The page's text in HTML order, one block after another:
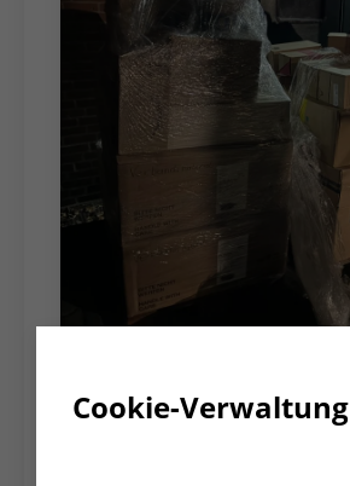
Cookie-Verwaltung